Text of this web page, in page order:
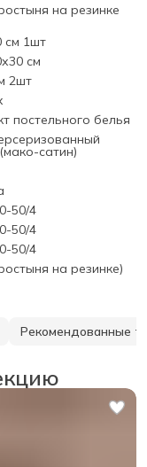
на резинке
см 1шт
см
2шт
постельного белья
сатин)
50/4
50/4
50/4
на резинке)
Рекомендованные